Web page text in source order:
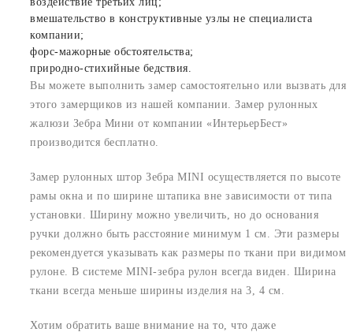
вмешательство в конструктивные узлы не специалиста
компании;
форс-мажорные обстоятельства;
природно-стихийные бедствия.
Вы можете выполнить замер самостоятельно или вызвать для
этого замерщиков из нашей компании. Замер рулонных
жалюзи Зебра Мини от компании «ИнтерьерБест»
производится бесплатно.
Замер рулонных штор Зебра MINI осуществляется по высоте
рамы окна и по ширине штапика вне зависимости от типа
установки. Ширину можно увеличить, но до основания
ручки должно быть расстояние минимум 1 см. Эти размеры
рекомендуется указывать как размеры по ткани при видимом
рулоне. В системе MINI-зебра рулон всегда виден. Ширина
ткани всегда меньше ширины изделия на 3, 4 см.
Хотим обратить ваше внимание на то, что даже